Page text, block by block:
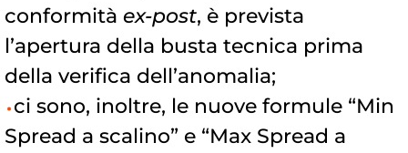
conformità ex-post, è prevista
l’apertura della busta tecnica prima
della verifica dell’anomalia;
ci sono, inoltre, le nuove formule “Min
Spread a scalino” e “Max Spread a